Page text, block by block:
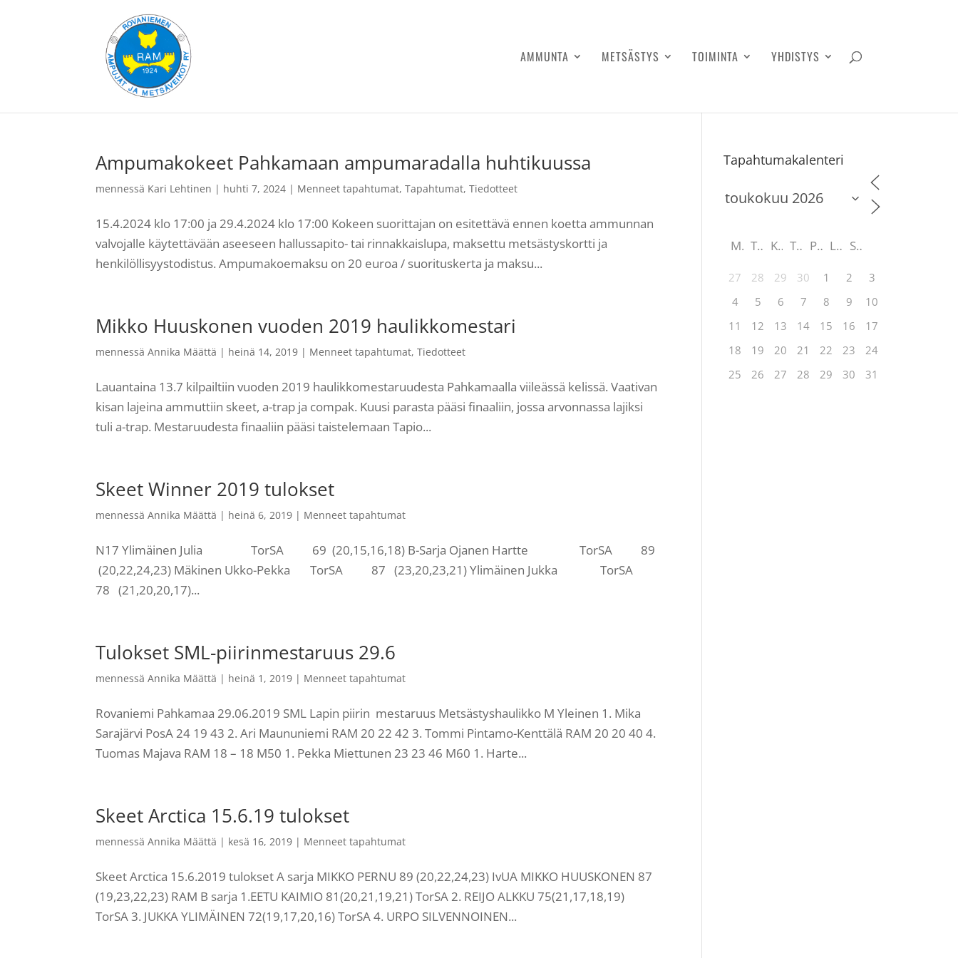
AMMUNTA METSÄSTYS TOIMINTA YHDISTYS
Ampumakokeet Pahkamaan ampumaradalla huhtikuussa
mennessä Kari Lehtinen | huhti 7, 2024 | Menneet tapahtumat,Tapahtumat,Tiedotteet
15.4.2024 klo 17:00 ja 29.4.2024 klo 17:00 Kokeen suorittajan on esitettävä ennen koetta ammunnan
valvojalle käytettävään aseeseen hallussapito- tai rinnakkaislupa, maksettu metsästyskortti ja
henkilöllisyystodistus. Ampumakoemaksu on 20 euroa / suorituskerta ja maksu...
Mikko Huuskonen vuoden 2019 haulikkomestari
mennessäAnnika Määttä | heinä 14, 2019 | Menneet tapahtumat,Tiedotteet
Lauantaina 13.7 kilpailtiin vuoden 2019 haulikkomestaruudesta Pahkamaalla viileässä kelissä. Vaativan
kisan lajeina ammuttiin skeet, a-trap ja compak. Kuusi parasta pääsi finaaliin, jossa arvonnassa lajiksi
tuli a-trap. Mestaruudesta finaaliin pääsi taistelemaan Tapio...
Skeet Winner 2019 tulokset
mennessäAnnika Määttä | heinä 6, 2019 | Menneet tapahtumat
N17 Ylimäinen Julia TorSA 69 (20,15,16,18) B-Sarja Ojanen Hartte TorSA 89
(20,22,24,23) Mäkinen Ukko-Pekka TorSA 87 (23,20,23,21) Ylimäinen Jukka TorSA
78 (21,20,20,17)...
Tulokset SML-piirinmestaruus 29.6
mennessäAnnika Määttä | heinä 1, 2019 | Menneet tapahtumat
Rovaniemi Pahkamaa 29.06.2019 SML Lapin piirin mestaruus Metsästyshaulikko M Yleinen 1. Mika
Sarajärvi PosA 24 19 43 2. Ari Maununiemi RAM 20 22 42 3. Tommi Pintamo-Kenttälä RAM 20 20 40 4.
Tuomas Majava RAM 18 – 18 M50 1. Pekka Miettunen 23 23 46 M60 1. Harte...
Skeet Arctica 15.6.19 tulokset
mennessäAnnika Määttä | kesä 16, 2019 | Menneet tapahtumat
Skeet Arctica 15.6.2019 tulokset A sarja MIKKO PERNU 89 (20,22,24,23) IvUA MIKKO HUUSKONEN 87
(19,23,22,23) RAM B sarja 1.EETU KAIMIO 81(20,21,19,21) TorSA 2. REIJO ALKKU 75(21,17,18,19)
TorSA 3. JUKKA YLIMÄINEN 72(19,17,20,16) TorSA 4. URPO SILVENNOINEN...
Tapahtumakalenteri
M T K T P L S
27 28 29 30 1 2
3
4
5 6 7 8 9
10
11
12 13 14 15 16
17
18
19 20 21 22 23
24
25
26 27 28 29 30 31